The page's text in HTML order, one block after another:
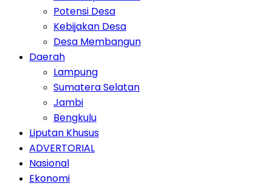
Potensi Desa
Kebijakan Desa
Desa Membangun
Daerah
Lampung
Sumatera Selatan
Jambi
Bengkulu
Liputan Khusus
ADVERTORIAL
Nasional
Ekonomi